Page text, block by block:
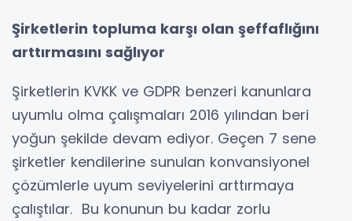
Şirketlerin topluma karşı olan şeffaflığını
arttırmasını sağlıyor
Şirketlerin KVKK ve GDPR benzeri kanunlara
uyumlu olma çalışmaları 2016 yılından beri
yoğun şekilde devam ediyor. Geçen 7 sene
şirketler kendilerine sunulan konvansiyonel
çözümlerle uyum seviyelerini arttırmaya
çalıştılar. Bu konunun bu kadar zorlu